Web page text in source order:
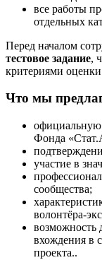
все работы
отдельных
Перед началом
тестовое задание,
критериями
Что мы
официальную
Фонда
участие в
сообщества;
волонтёра-
возможность
вхождения в
проекта..